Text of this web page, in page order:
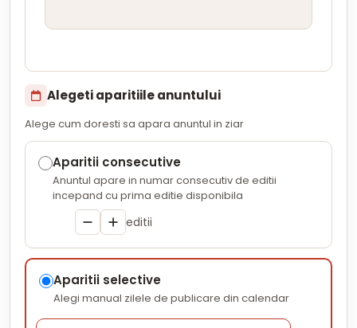
Alegeti aparitiile anuntului
Alege cum doresti sa apara anuntul in ziar
Aparitii consecutive
Anuntul apare in numar consecutiv de editii
incepand cu prima editie disponibila
editii
Aparitii selective
Alegi manual zilele de publicare din calendar